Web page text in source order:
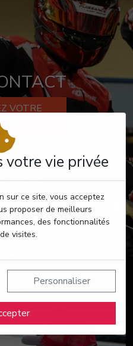
votre vie privée
sur ce site, vous acceptez
proposer de meilleurs
des fonctionnalités
visites.
Personnaliser
VOTRE